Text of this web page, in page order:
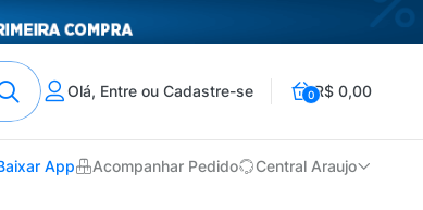
Olá, Entre ou Cadastre-se 0R$ 0,00
App Acompanhar Pedido Central Araujo